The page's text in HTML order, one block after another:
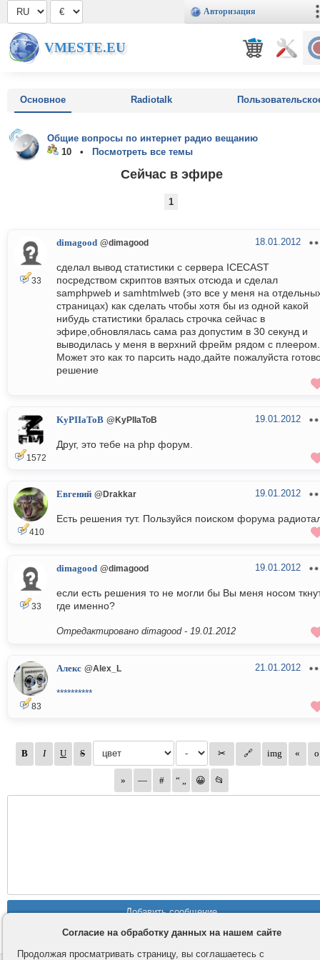
Авторизация
VMESTE.EU
Основное Radiotalk
Общие вопросы по интернет радио вещанию
10 •
Посмотреть все темы
Сейчас в эфире
1
33
dimagood @dimagood 18.01.2012
сделал вывод статистики с сервера ICECAST
посредством скриптов взятых отсюда и сделал
samphpweb и samhtmlweb (это все у меня на
страницах) как сделать чтобы хотя бы из одной какой
нибудь статистики бралась строчка сейчас в
эфире,обновлялась сама раз допустим в 30 секунд и
выводилась у меня в верхний фрейм рядом с плеером.
Может это как то парсить надо,дайте пожалуйста
решение
1572
KyPIIaToB @KyPIIaToB 19.01.2012
Друг, это тебе на php форум.
410
Евгений @Drakkar 19.01.2012
Есть решения тут. Пользуйся поиском форума
33
dimagood @dimagood 19.01.2012
если есть решения то не могли бы Вы меня носом
где именно?
Отредактировано dimagood - 19.01.2012
83
Алекс @Alex_L 21.01.2012
**********
Согласие на обработку данных на нашем сайте
Продолжая просматривать страницу, вы соглашаетесь с